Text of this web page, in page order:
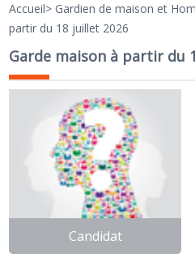
Accueil> Gardien de maison et
partir du 18 juillet 2026
Garde maison à partir du
Candidat